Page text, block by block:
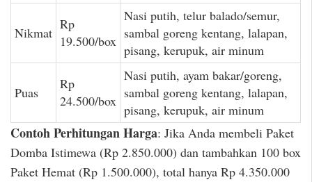
Nikmat
Rp
19.500/box
Nasi putih, telur balado/semur,
sambal goreng kentang, lalapan,
pisang, kerupuk, air minum
Puas
Rp
24.500/box
Nasi putih, ayam bakar/goreng,
sambal goreng kentang, lalapan,
pisang, kerupuk, air minum
Contoh Perhitungan Harga: Jika Anda membeli Paket
Domba Istimewa (Rp 2.850.000) dan tambahkan 100 box
Paket Hemat (Rp 1.500.000), total hanya Rp 4.350.000